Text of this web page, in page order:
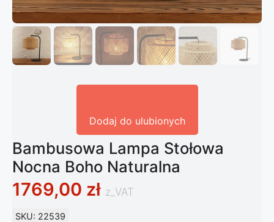
Dodaj do ulubionych
Bambusowa Lampa Stołowa
Nocna Boho Naturalna
1769,00 zł z_VAT
SKU: 22539